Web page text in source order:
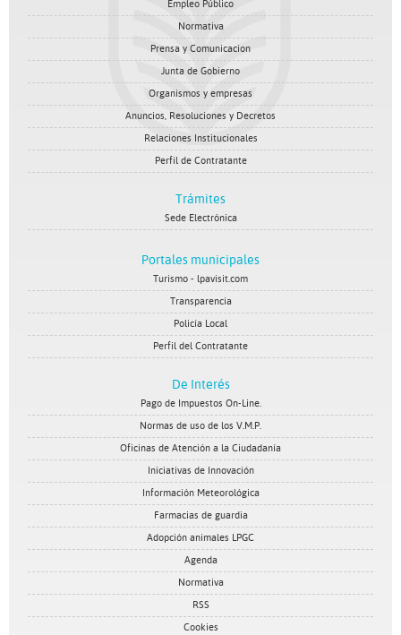
Empleo Público
Normativa
Prensa y Comunicacion
Junta de Gobierno
Organismos y empresas
Anuncios, Resoluciones y Decretos
Relaciones Institucionales
Perfil de Contratante
Trámites
Sede Electrónica
Portales municipales
Turismo - lpavisit.com
Transparencia
Policía Local
Perfil del Contratante
De Interés
Pago de Impuestos On-Line.
Normas de uso de los V.M.P.
Oficinas de Atención a la Ciudadanía
Iniciativas de Innovación
Información Meteorológica
Farmacias de guardia
Adopción animales LPGC
Agenda
Normativa
RSS
Cookies